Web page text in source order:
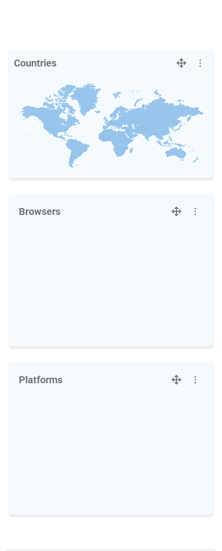
Countries
Browsers
Platforms